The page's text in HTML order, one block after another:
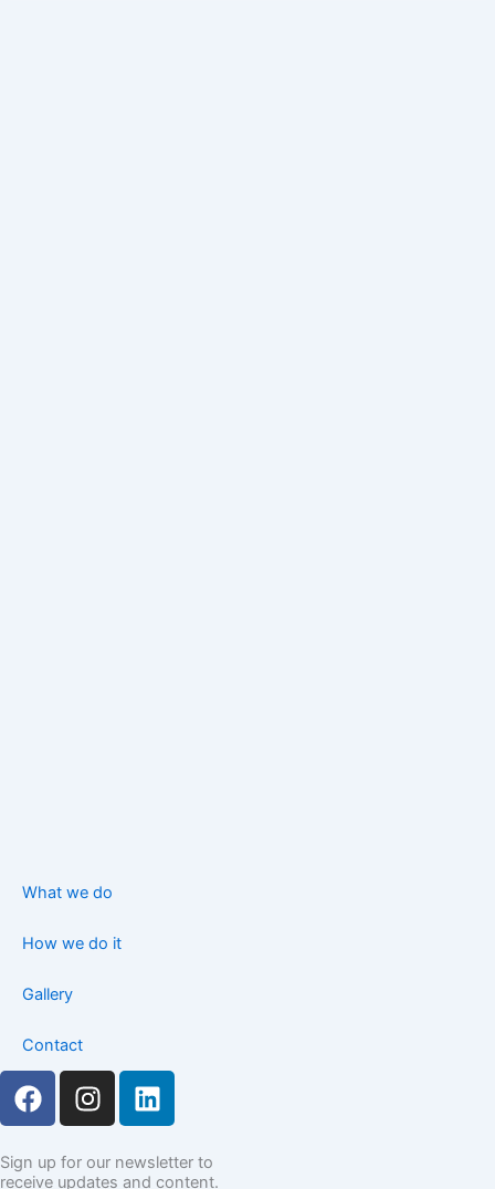
What we do
How we do it
Gallery
Contact
F
a
e
I
n
t
L
i
k
Sign up for our newsletter to
receive updates and content.